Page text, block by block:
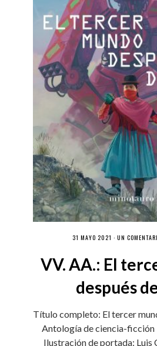
31 MAYO 2021 · UN
VV. AA.: El
después
Título completo: El tercer
Antología de ciencia-ficción
Ilustración de portada: Luis